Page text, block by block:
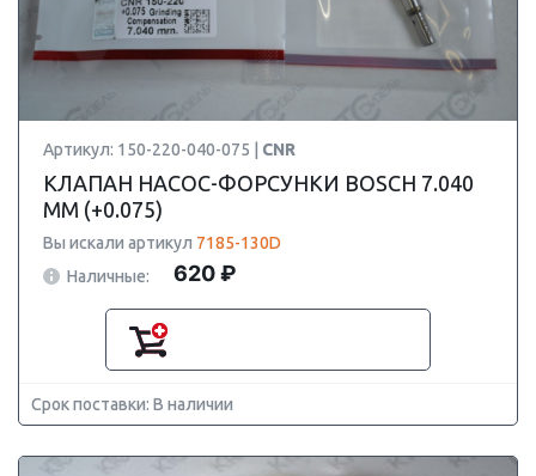
Артикул: 150-220-040-075 | CNR
КЛАПАН НАСОС-ФОРСУНКИ BOSCH 7.040
ММ (+0.075)
Вы искали артикул 7185-130D
Наличные:
620 ₽
Срок поставки: В наличии